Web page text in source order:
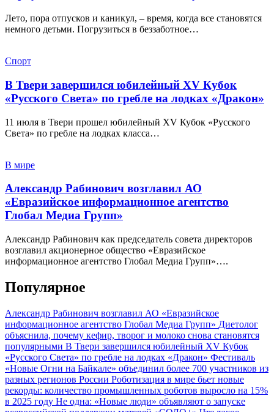
Лето, пора отпусков и каникул, – время, когда все становятся
немного детьми. Погрузиться в беззаботное…
Спорт
В Твери завершился юбилейный XV Кубок
«Русского Света» по гребле на лодках «Дракон»
11 июля в Твери прошел юбилейный XV Кубок «Русского
Света» по гребле на лодках класса…
В мире
Александр Рабинович возглавил АО
«Евразийское информационное агентство
Глобал Медиа Групп»
Александр Рабинович как председатель совета директоров
возглавил акционерное общество «Евразийское
информационное агентство Глобал Медиа Групп»….
Популярное
Александр Рабинович возглавил АО «Евразийское
информационное агентство Глобал Медиа Групп» Диетолог
объяснила, почему кефир, творог и молоко снова становятся
популярными В Твери завершился юбилейный XV Кубок
«Русского Света» по гребле на лодках «Дракон» Фестиваль
«Новые Огни на Байкале» объединил более 700 участников из
разных регионов России Роботизация в мире бьет новые
рекорды: количество промышленных роботов выросло на 15%
в 2025 году Не одна: «Новые люди» объявляют о запуске